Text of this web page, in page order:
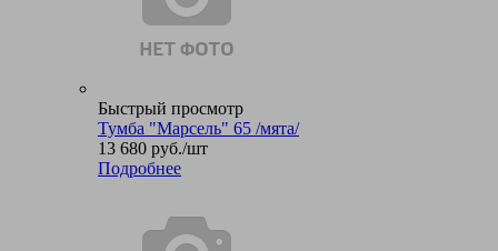
Быстрый просмотр
Тумба "Марсель" 65 /мята/
13 680 руб./шт
Подробнее